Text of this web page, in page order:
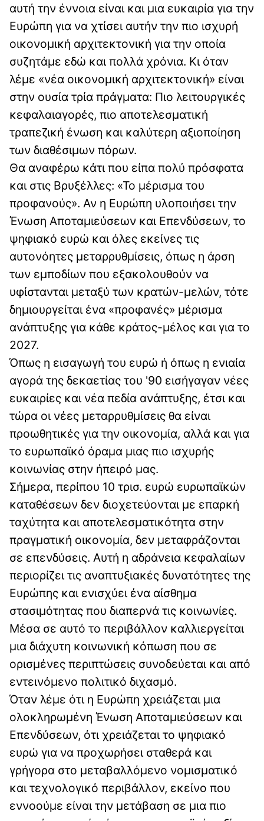
αυτή την έννοια είναι και μια ευκαιρία για την
Ευρώπη για να χτίσει αυτήν την πιο ισχυρή
οικονομική αρχιτεκτονική για την οποία
συζητάμε εδώ και πολλά χρόνια. Κι όταν
λέμε «νέα οικονομική αρχιτεκτονική» είναι
στην ουσία τρία πράγματα: Πιο λειτουργικές
κεφαλαιαγορές, πιο αποτελεσματική
τραπεζική ένωση και καλύτερη αξιοποίηση
των διαθέσιμων πόρων.
Θα αναφέρω κάτι που είπα πολύ πρόσφατα
και στις Βρυξέλλες: «Το μέρισμα του
προφανούς». Αν η Ευρώπη υλοποιήσει την
Ένωση Αποταμιεύσεων και Επενδύσεων, το
ψηφιακό ευρώ και όλες εκείνες τις
αυτονόητες μεταρρυθμίσεις, όπως η άρση
των εμποδίων που εξακολουθούν να
υφίστανται μεταξύ των κρατών-μελών, τότε
δημιουργείται ένα «προφανές» μέρισμα
ανάπτυξης για κάθε κράτος-μέλος και για το
2027.
Όπως η εισαγωγή του ευρώ ή όπως η ενιαία
αγορά της δεκαετίας του '90 εισήγαγαν νέες
ευκαιρίες και νέα πεδία ανάπτυξης, έτσι και
τώρα οι νέες μεταρρυθμίσεις θα είναι
προωθητικές για την οικονομία, αλλά και για
το ευρωπαϊκό όραμα μιας πιο ισχυρής
κοινωνίας στην ήπειρό μας.
Σήμερα, περίπου 10 τρισ. ευρώ ευρωπαϊκών
καταθέσεων δεν διοχετεύονται με επαρκή
ταχύτητα και αποτελεσματικότητα στην
πραγματική οικονομία, δεν μεταφράζονται
σε επενδύσεις. Αυτή η αδράνεια κεφαλαίων
περιορίζει τις αναπτυξιακές δυνατότητες της
Ευρώπης και ενισχύει ένα αίσθημα
στασιμότητας που διαπερνά τις κοινωνίες.
Μέσα σε αυτό το περιβάλλον καλλιεργείται
μια διάχυτη κοινωνική κόπωση που σε
ορισμένες περιπτώσεις συνοδεύεται και από
εντεινόμενο πολιτικό διχασμό.
Όταν λέμε ότι η Ευρώπη χρειάζεται μια
ολοκληρωμένη Ένωση Αποταμιεύσεων και
Επενδύσεων, ότι χρειάζεται το ψηφιακό
ευρώ για να προχωρήσει σταθερά και
γρήγορα στο μεταβαλλόμενο νομισματικό
και τεχνολογικό περιβάλλον, εκείνο που
εννοούμε είναι την μετάβαση σε μια πιο